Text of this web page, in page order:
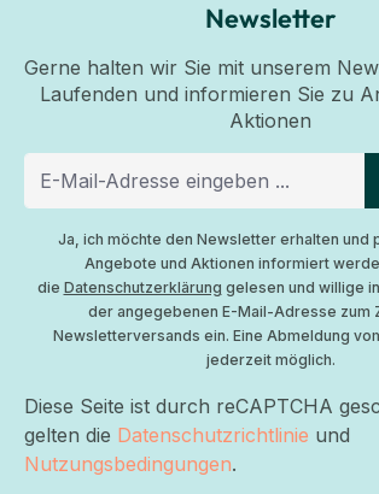
Newsletter
Gerne halten wir Sie mit unserem
Laufenden und informieren Sie zu
Aktionen
Ja, ich möchte den Newsletter erhalten und
Angebote und Aktionen informiert
die Datenschutzerklärung gelesen und willige
der angegebenen E-Mail-Adresse zum
Newsletterversands ein. Eine Abmeldung
jederzeit möglich.
Diese Seite ist durch reCAPTCHA
gelten die Datenschutzrichtlinie und
Nutzungsbedingungen.